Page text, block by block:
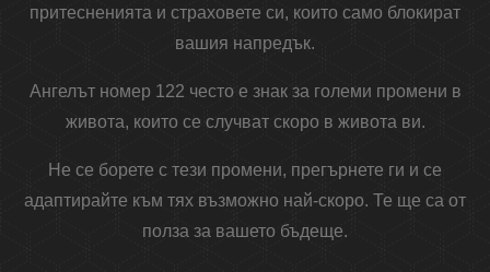
притесненията и страховете си, които само блокират
вашия напредък.
Ангелът номер 122 често е знак за големи промени в
живота, които се случват скоро в живота ви.
Не се борете с тези промени, прегърнете ги и се
адаптирайте към тях възможно най-скоро. Те ще са от
полза за вашето бъдеще.